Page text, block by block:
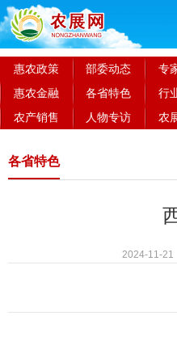
惠农政策 部委动态 专
惠农金融
各省特色 行
农产销售
人物专访 农
各省特色
2024-11-